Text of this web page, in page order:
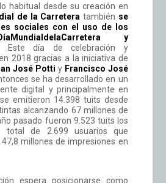
habitual desde su creación en
de la Carretera también se
sociales con el uso de los
y
. Este día de celebración y
2018 gracias a la iniciativa de
José Potti y Francisco José
se ha desarrollado en un
digital y principalmente en
emitieron 14.398 tuits desde
alcanzando 67 millones de
pasado fueron 9.523 tuits los
total de 2.699 usuarios que
millones de impresiones en
espera posicionarse como